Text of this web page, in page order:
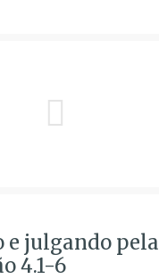
e julgando pela
4.1-6